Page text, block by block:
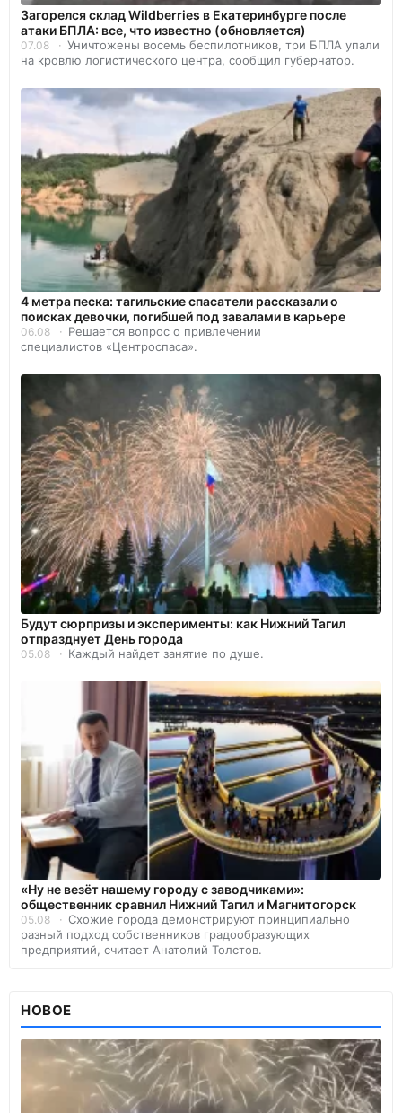
Загорелся склад Wildberries в Екатеринбурге после
атаки БПЛА: все, что известно (обновляется)
07.08
Уничтожены восемь беспилотников, три БПЛА упали
на кровлю логистического центра, сообщил губернатор.
4 метра песка: тагильские спасатели рассказали о
поисках девочки, погибшей под завалами в карьере
06.08
Решается вопрос о привлечении
специалистов «Центроспаса».
Будут сюрпризы и эксперименты: как Нижний Тагил
отпразднует День города
05.08 Каждый найдет занятие по душе.
«Ну не везёт нашему городу с заводчиками»:
общественник сравнил Нижний Тагил и Магнитогорск
05.08
Схожие города демонстрируют принципиально
разный подход собственников градообразующих
предприятий, считает Анатолий Толстов.
НОВОЕ